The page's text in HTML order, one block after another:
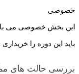
خصوصی
این بخش خصوصی می
باید این دوره را خریداری
بررسی حالت های